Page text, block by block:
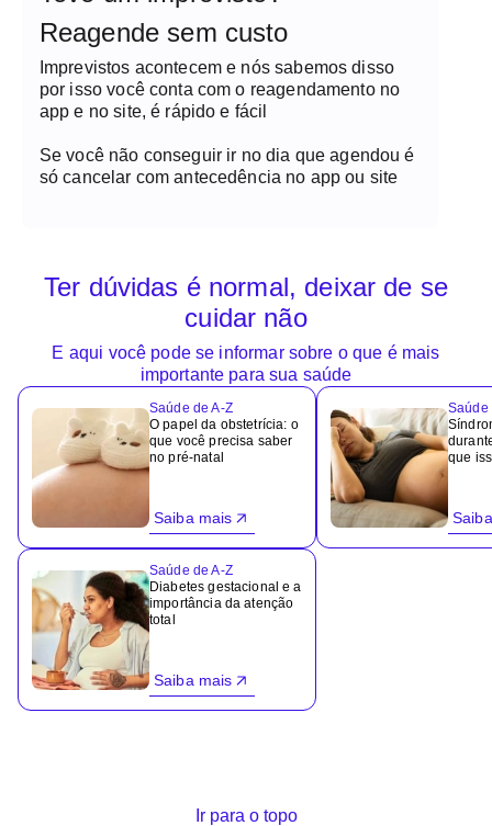
Reagende sem custo
Imprevistos acontecem e nós sabemos disso
por isso você conta com o reagendamento no
app e no site, é rápido e fácil
Se você não conseguir ir no dia que agendou é
só cancelar com antecedência no app ou site
Ter dúvidas é normal, deixar de se
cuidar não
E aqui você pode se informar sobre o que é mais
importante para sua saúde
Saúde de A-Z
O papel da obstetrícia: o
que você precisa saber
no pré-natal
Saiba mais
Saúde de A-Z
Diabetes gestacional e a
importância da atenção
total
Saiba mais
Saúde
que
Ir para o topo